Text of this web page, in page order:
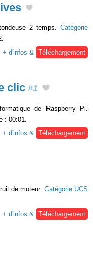
2 temps. Catégorie
+ d'infos & Téléchargement
clic #1
de Raspberry Pi.
: 00:01.
+ d'infos & Téléchargement
de moteur. Catégorie UCS
+ d'infos &
Téléchargement